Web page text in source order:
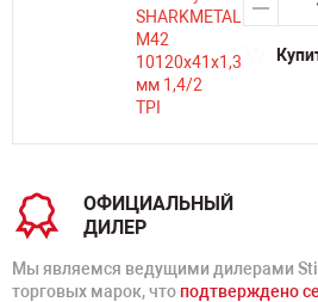
ОФИЦИАЛЬНЫЙ
ДИЛЕР
Мы являемся ведущими дилерами
торговых марок, что подтверждено